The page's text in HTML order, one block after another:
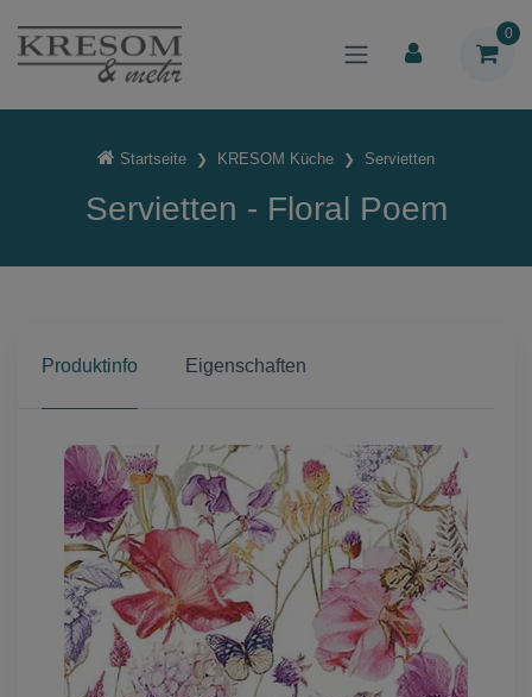
0
Startseite KRESOM Küche Servietten
Servietten - Floral Poem
Produktinfo Eigenschaften